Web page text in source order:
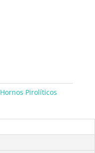
Hornos Pirolíticos